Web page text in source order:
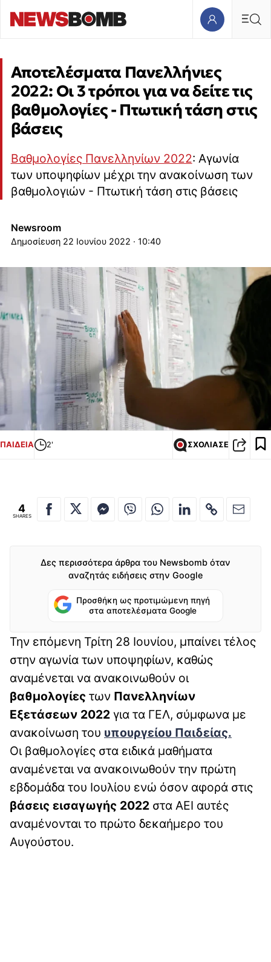
Αποτελέσματα Πανελλήνιες
2022: Οι 3 τρόποι για να δείτε τις
βαθμολογίες - Πτωτική τάση στις
βάσεις
Βαθμολογίες Πανελληνίων 2022: Αγωνία
των υποψηφίων μέχρι την ανακοίνωση των
βαθμολογιών - Πτωτική τάση στις βάσεις
Newsroom
22 Ιουνίου 2022 · 10:40
ΠΑΙΔΕΙΑ 2' ΣΧΟΛΙΑΣΕ
4
SHARES
Δες περισσότερα άρθρα του Newsbomb όταν
αναζητάς ειδήσεις στην Google
Προσθήκη ως προτιμώμενη πηγή
στα αποτελέσματα Google
Την επόμενη Τρίτη 28 Ιουνίου, μπαίνει τέλος
στην αγωνία των υποψηφίων, καθώς
αναμένεται να ανακοινωθούν οι
βαθμολογίες των Πανελληνίων
Εξετάσεων 2022 για τα ΓΕΛ, σύμφωνα με
ανακοίνωση του υπουργείου Παιδείας.
Οι βαθμολογίες στα ειδικά μαθήματα
αναμένεται να ανακοινωθούν την πρώτη
εβδομάδα του Ιουλίου ενώ όσον αφορά στις
βάσεις εισαγωγής 2022 στα ΑΕΙ αυτές
αναμένονται το πρώτο δεκαήμερο του
Αυγούστου.